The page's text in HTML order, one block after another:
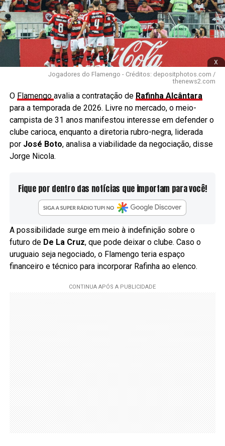
x
Jogadores do Flamengo - Créditos: depositphotos.com /
thenews2.com
O Flamengo avalia a contratação de Rafinha Alcântara
para a temporada de 2026. Livre no mercado, o meio-
campista de 31 anos manifestou interesse em defender o
clube carioca, enquanto a diretoria rubro-negra, liderada
por José Boto, analisa a viabilidade da negociação, disse
Jorge Nicola.
Fique por dentro das notícias que importam para você!
A possibilidade surge em meio à indefinição sobre o
futuro de De La Cruz, que pode deixar o clube. Caso o
uruguaio seja negociado, o Flamengo teria espaço
financeiro e técnico para incorporar Rafinha ao elenco.